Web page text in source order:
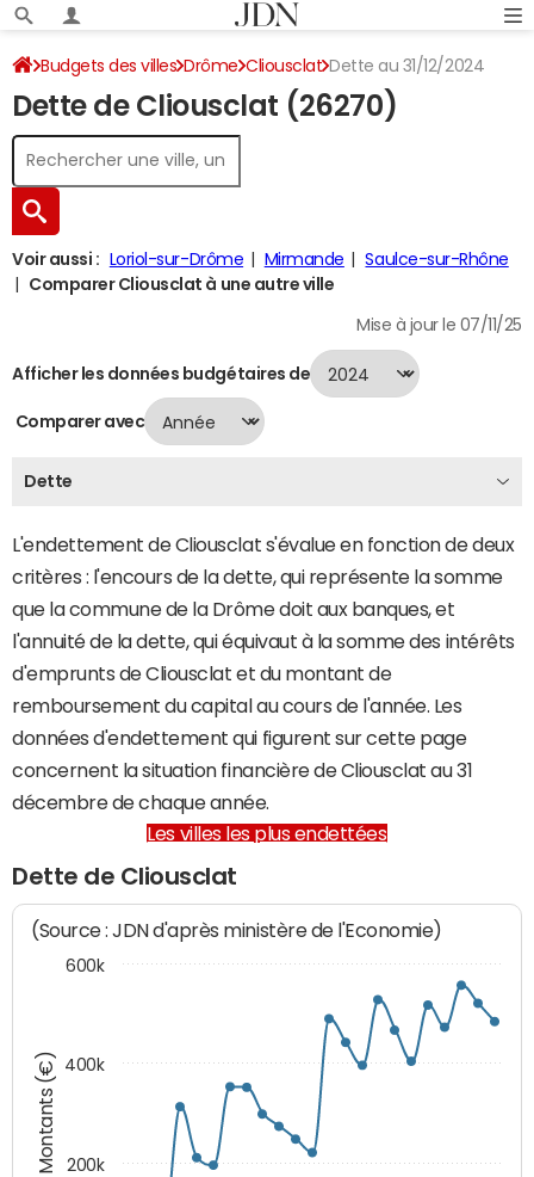
Budgets des villes Drôme Cliousclat Dette au 31/12/2024
Dette de Cliousclat (26270)
Voir aussi : Loriol-sur-Drôme Mirmande
Saulce-sur-Rhône
Comparer Cliousclat à une autre ville
Mise à jour le 07/11/25
Afficher les données budgétaires de
Comparer avec
Dette
L'endettement de Cliousclat s'évalue en fonction de deux
critères : l'encours de la dette, qui représente la somme
que la commune de la Drôme doit aux banques, et
l'annuité de la dette, qui équivaut à la somme des intérêts
d'emprunts de Cliousclat et du montant de
remboursement du capital au cours de l'année. Les
données d'endettement qui figurent sur cette page
concernent la situation financière de Cliousclat au 31
décembre de chaque année.
Les villes les plus endettées
Dette de Cliousclat
Montants (€)
(Source : JDN d'après ministère de l'Economie)
200k
400k
600k